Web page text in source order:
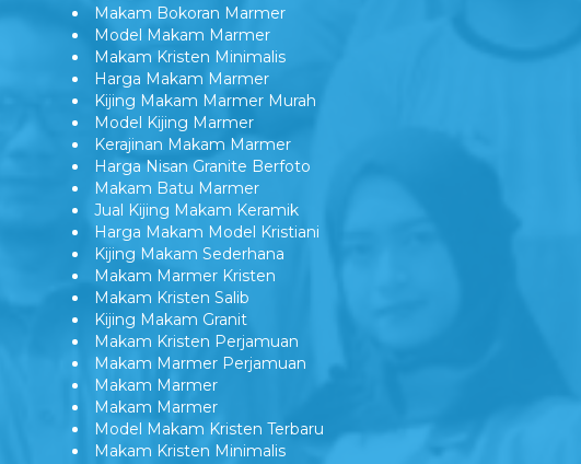
Kijing Makam Marmer
Makam Bokoran Marmer
Model Makam Marmer
Makam Kristen Minimalis
Harga Makam Marmer
Kijing Makam Marmer Murah
Model Kijing Marmer
Kerajinan Makam Marmer
Harga Nisan Granite Berfoto
Makam Batu Marmer
Jual Kijing Makam Keramik
Harga Makam Model Kristiani
Kijing Makam Sederhana
Makam Marmer Kristen
Makam Kristen Salib
Kijing Makam Granit
Makam Kristen Perjamuan
Makam Marmer Perjamuan
Makam Marmer
Makam Marmer
Model Makam Kristen Terbaru